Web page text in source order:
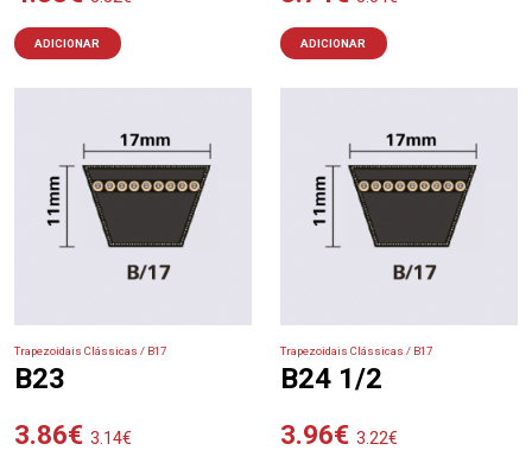
ADICIONAR ADICIONAR
Trapezoidais Clássicas / B17
B23
3.86€ 3.14€
Trapezoidais Clássicas / B17
B24 1/2
3.96€ 3.22€